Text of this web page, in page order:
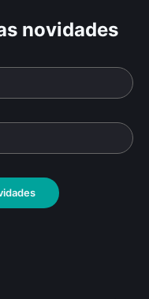
• 52 min •
novidades